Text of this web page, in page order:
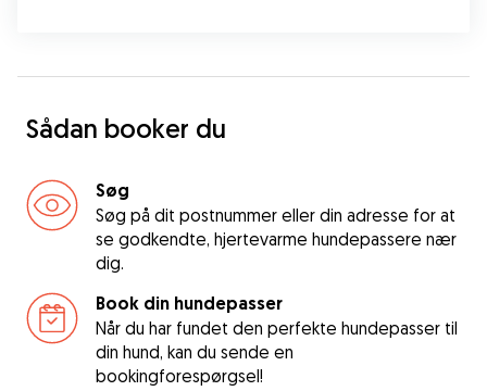
Sådan booker du
Søg
Søg på dit postnummer eller din adresse for at
se godkendte, hjertevarme hundepassere nær
dig.
Book din hundepasser
Når du har fundet den perfekte hundepasser til
din hund, kan du sende en
bookingforespørgsel!